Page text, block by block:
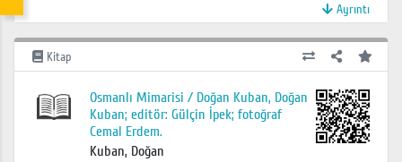
Ayrıntı
Kitap
Osmanlı Mimarisi / Doğan Kuban, Doğan
Kuban; editör: Gülçin İpek; fotoğraf
Cemal Erdem.
Kuban, Doğan